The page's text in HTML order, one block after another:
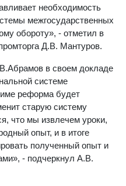
необходимость
межгосударственных
обороту», - отметил в
Д.В. Мантуров.
в своем докладе
системе
реформа будет
старую систему
что мы извлечем уроки,
опыт, и в итоге
полученный опыт и
- подчеркнул А.В.